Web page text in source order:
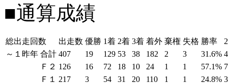
■通算成績
総出走回数 出走数 優勝 1着 2着 3着 着外 棄権 失格 勝率
～１昨年 合計 407 19 129 53 38 182 2 3 31.6%
Ｆ２ 126 16 72 18 10 24 1 1 57.1%
Ｆ１
217 3 54 31 20 110 1 1 24.8%